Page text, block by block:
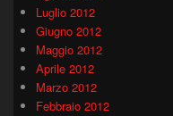
Luglio 2012
Giugno 2012
Maggio 2012
Aprile 2012
Marzo 2012
Febbraio 2012